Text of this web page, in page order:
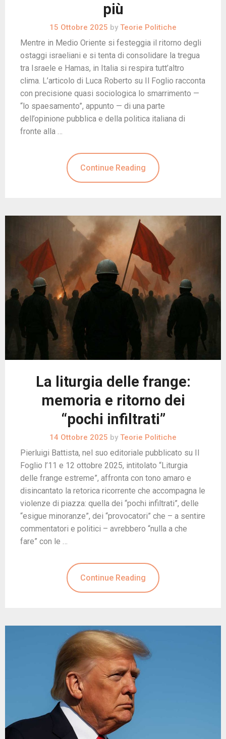
più
15 Ottobre 2025 by Teorie Politiche
Mentre in Medio Oriente si festeggia il ritorno degli
ostaggi israeliani e si tenta di consolidare la tregua
tra Israele e Hamas, in Italia si respira tutt’altro
clima. L’articolo di Luca Roberto su Il Foglio racconta
con precisione quasi sociologica lo smarrimento —
“lo spaesamento”, appunto — di una parte
dell’opinione pubblica e della politica italiana di
fronte alla …
Continue Reading
La liturgia delle frange:
memoria e ritorno dei
“pochi infiltrati”
14 Ottobre 2025 by Teorie Politiche
Pierluigi Battista, nel suo editoriale pubblicato su Il
Foglio l’11 e 12 ottobre 2025, intitolato “Liturgia
delle frange estreme”, affronta con tono amaro e
disincantato la retorica ricorrente che accompagna le
violenze di piazza: quella dei “pochi infiltrati”, delle
“esigue minoranze”, dei “provocatori” che – a sentire
commentatori e politici – avrebbero “nulla a che
fare” con le …
Continue Reading